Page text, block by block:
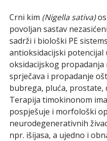
Crni kim (Nigella sativa)
povoljan sastav
sadrži i biološki PE
antioksidacijski potencijal
oksidacijskog propadanja
sprječava i propadanje
bubrega, pluća, prostate,
Terapija timokinonom
pospješuje i morfološki
neurodegenerativnih
npr. išijasa, a ujedno i